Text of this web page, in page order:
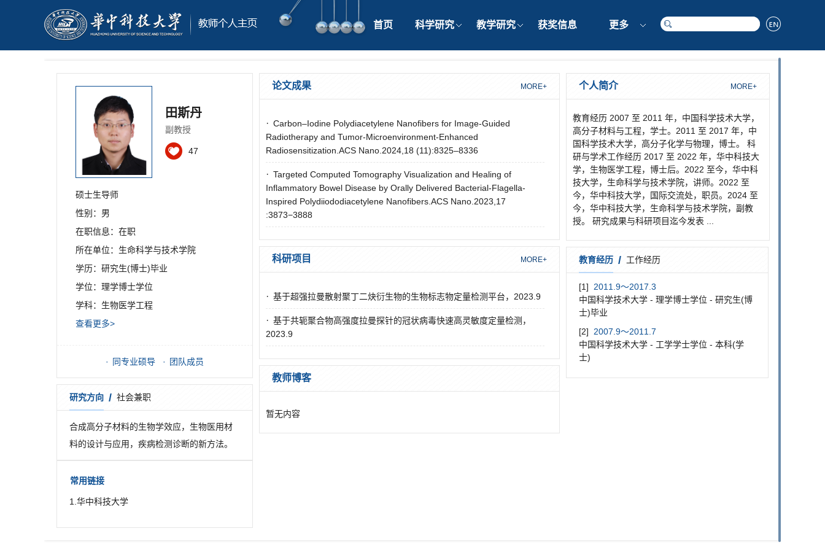
首页 科学研究 教学研究 获奖信息 更多
田斯丹
副教授
47
硕士生导师
性别：男
在职信息：在职
所在单位：生命科学与技术学院
学历：研究生(博士)毕业
学位：理学博士学位
学科：生物医学工程
查看更多>
同专业硕导 团队成员
研究方向 / 社会兼职
合成高分子材料的生物学效应，生物医用材
料的设计与应用，疾病检测诊断的新方法。​
常用链接
1.华中科技大学
论文成果 MORE+
· Carbon–Iodine Polydiacetylene Nanofibers for Image-Guided
Radiotherapy and Tumor-Microenvironment-Enhanced
Radiosensitization.ACS Nano.2024,18 (11):8325–8336
· Targeted Computed Tomography Visualization and Healing of
Inflammatory Bowel Disease by Orally Delivered Bacterial-Flagella-
Inspired Polydiiododiacetylene Nanofibers.ACS Nano.2023,17
:3873−3888
科研项目 MORE+
· 基于超强拉曼散射聚丁二炔衍生物的生物标志物定量检测平台，2023.9
· 基于共轭聚合物高强度拉曼探针的冠状病毒快速高灵敏度定量检测，
2023.9
教师博客
暂无内容
个人简介 MORE+
教育经历 2007 至 2011 年，中国科学技术大学，
高分子材料与工程，学士。2011 至 2017 年，中
国科学技术大学，高分子化学与物理，博士。 科
研与学术工作经历 2017 至 2022 年，华中科技大
学，生物医学工程，博士后。2022 至今，华中科
技大学，生命科学与技术学院，讲师。2022 至
今，华中科技大学，国际交流处，职员。2024 至
今，华中科技大学，生命科学与技术学院，副教
授。 研究成果与科研项目迄今发表 ...
教育经历 / 工作经历
[1] 2011.9～2017.3
中国科学技术大学 - 理学博士学位 - 研究生(博
士)毕业
[2] 2007.9～2011.7
中国科学技术大学 - 工学学士学位 - 本科(学
士)